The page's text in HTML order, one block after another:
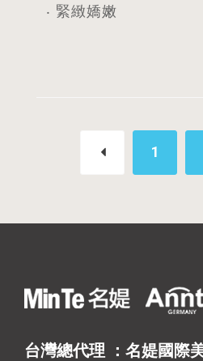
‧ 緊緻嬌嫩
1
台灣總代理 ：名媞國際